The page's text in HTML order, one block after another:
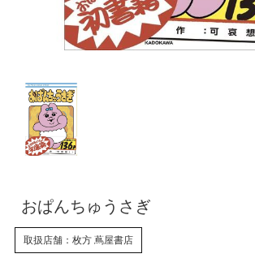
おぱんちゅうさぎ
取扱店舗：枚方 蔦屋書店